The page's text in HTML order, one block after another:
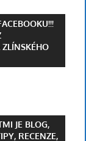
JE BLOG,
RECENZE,